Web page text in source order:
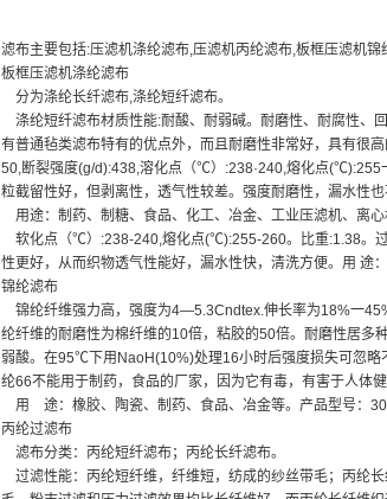
滤布主要包括:压滤机涤纶滤布,压滤机丙纶滤布,板框压滤机锦
板框压滤机涤纶滤布
分为涤纶长纤滤布,涤纶短纤滤布。
涤纶短纤滤布材质性能:耐酸、耐弱碱。耐磨性、耐腐性、
有普通毡类滤布特有的优点外，而且耐磨性非常好，具有很
50,断裂强度(g/d):438,溶化点（℃）:238·240,熔化点(℃):255
粒截留性好，但剥离性，透气性较差。强度耐磨性，漏水性也
用途：制药、制糖、食品、化工、冶金、工业压滤机、离心
软化点（℃）:238-240,熔化点(℃):255-260。比重:1.38。
性更好，从而织物透气性能好，漏水性快，清洗方便。用 途
锦纶滤布
锦纶纤维强力高，强度为4—5.3Cndtex.伸长率为18%一
纶纤维的耐磨性为棉纤维的10倍，粘胶的50倍。耐磨性居多
弱酸。在95℃下用NaoH(10%)处理16小时后强度损失可忽略
纶66不能用于制药，食品的厂家，因为它有毒，有害于人体健
用 途：橡胶、陶瓷、制药、食品、冶金等。产品型号：
丙纶过滤布
滤布分类：丙纶短纤滤布；丙纶长纤滤布。
过滤性能：丙纶短纤维，纤维短，纺成的纱丝带毛；丙纶